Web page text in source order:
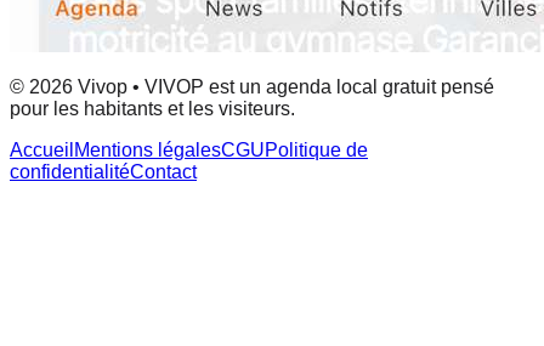
© 2026 Vivop • VIVOP est un agenda local gratuit pensé
pour les habitants et les visiteurs.
Accueil Mentions légalesCGUPolitique de
confidentialitéContact